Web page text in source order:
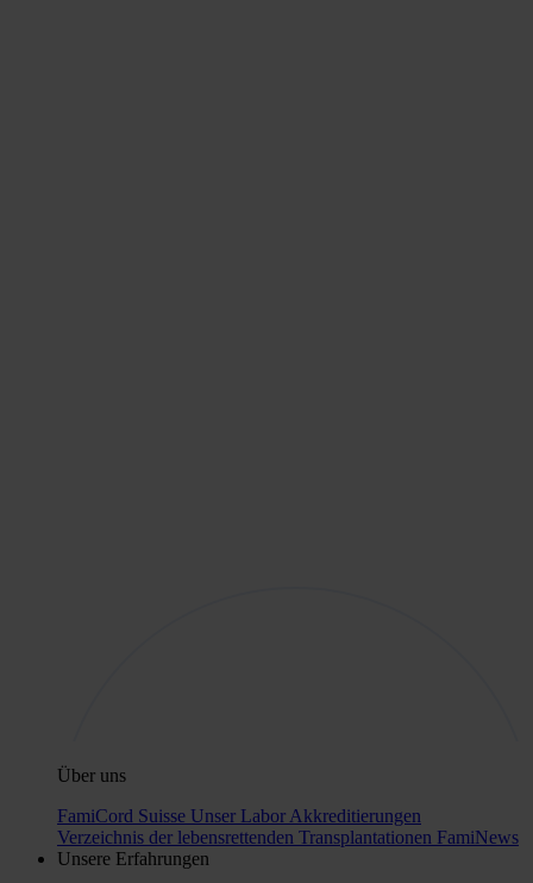
Über uns
FamiCord Suisse Unser Labor Akkreditierungen
Verzeichnis der lebensrettenden Transplantationen FamiNews
Unsere Erfahrungen